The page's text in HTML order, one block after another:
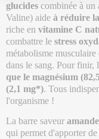
glucides combinée à un
Valine) aide à réduire
riche en vitamine C
combattre le stress
métabolisme
dans le sang. Pour finir,
que le magnésium
(2,1 mg*). Tous
l'organisme !
La barre saveur amande
qui permet d'apporter de